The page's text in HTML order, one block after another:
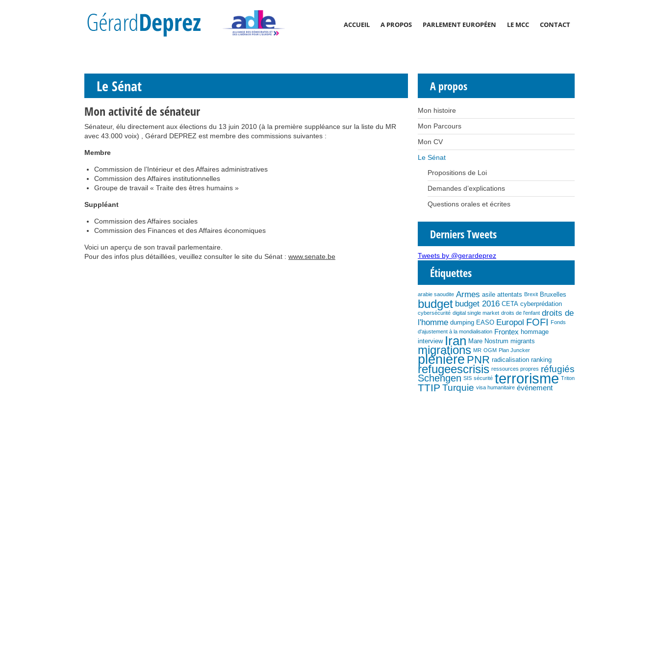
ACCUEIL A PROPOS PARLEMENT EUROPÉEN LE MCC CONTACT
Le Sénat
Mon activité de sénateur
Sénateur, élu directement aux élections du 13 juin 2010 (à la première suppléance sur la liste du MR
avec 43.000 voix) , Gérard DEPREZ est membre des commissions suivantes :
Membre
Commission de l’Intérieur et des Affaires administratives
Commission des Affaires institutionnelles
Groupe de travail « Traite des êtres humains »
Suppléant
Commission des Affaires sociales
Commission des Finances et des Affaires économiques
Voici un aperçu de son travail parlementaire.
Pour des infos plus détaillées, veuillez consulter le site du Sénat : www.senate.be
A propos
Mon histoire
Mon Parcours
Mon CV
Le Sénat
Propositions de Loi
Demandes d’explications
Questions orales et écrites
Derniers Tweets
Tweets by @gerardeprez
Étiquettes
arabie saoudite Armes asile attentats Brexit Bruxelles
budget budget 2016 CETA cyberprédation
cybersécurité digital single market droits de l'enfant droits de
l'homme dumping EASO Europol FOFI Fonds
d'ajustement à la mondialisation Frontex hommage
interview Iran Mare Nostrum migrants
migrations MR OGM Plan Juncker
plénière PNR radicalisation ranking
refugeescrisis ressources propres réfugiés
Schengen SIS sécurité terrorisme Triton
TTIP Turquie visa humanitaire événement